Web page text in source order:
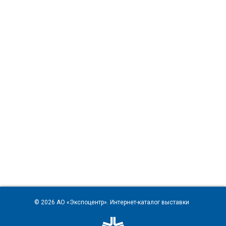
© 2026 АО «Экспоцентр». Интернет-каталог выставки